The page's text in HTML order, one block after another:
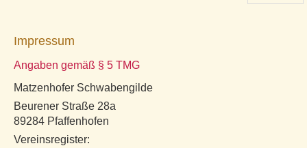
Impressum
Angaben gemäß § 5 TMG
Matzenhofer Schwabengilde
Beurener Straße 28a
89284 Pfaffenhofen
Vereinsregister: